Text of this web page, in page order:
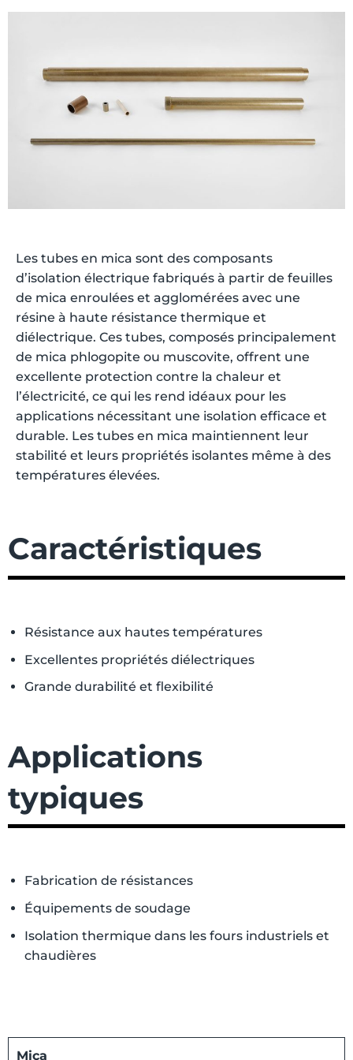
Mica
Les tubes en mica sont des composants
d’isolation électrique fabriqués à partir de feuilles
de mica enroulées et agglomérées avec une
résine à haute résistance thermique et
diélectrique. Ces tubes, composés principalement
de mica phlogopite ou muscovite, offrent une
excellente protection contre la chaleur et
l’électricité, ce qui les rend idéaux pour les
applications nécessitant une isolation efficace et
durable. Les tubes en mica maintiennent leur
stabilité et leurs propriétés isolantes même à des
températures élevées.
Caractéristiques
Résistance aux hautes températures
Excellentes propriétés diélectriques
Grande durabilité et flexibilité
Applications
typiques
Fabrication de résistances
Équipements de soudage
Isolation thermique dans les fours industriels et
chaudières